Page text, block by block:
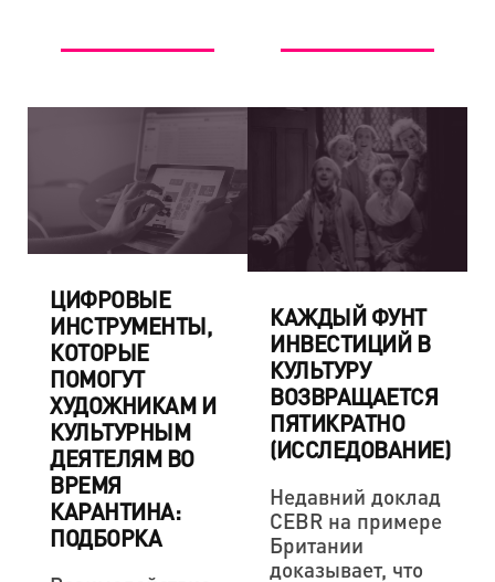
ЦИФРОВЫЕ
ИНСТРУМЕНТЫ,
КОТОРЫЕ
ПОМОГУТ
ХУДОЖНИКАМ И
КУЛЬТУРНЫМ
ДЕЯТЕЛЯМ ВО
ВРЕМЯ
КАРАНТИНА:
ПОДБОРКА
КАЖДЫЙ ФУНТ
ИНВЕСТИЦИЙ В
КУЛЬТУРУ
ВОЗВРАЩАЕТСЯ
ПЯТИКРАТНО
(ИССЛЕДОВАНИЕ)
Недавний доклад
CEBR на примере
Британии
доказывает, что